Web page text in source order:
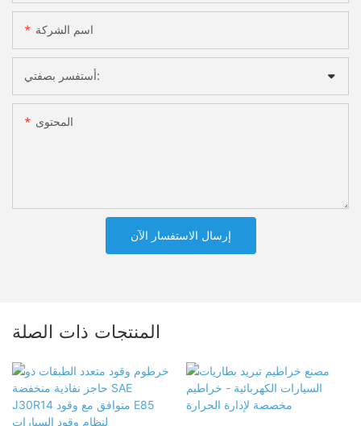
اسم الشركة
أستفسر بصفتي:
المحتوى
إرسال الاستفسار الآن
المنتجات ذات الصلة